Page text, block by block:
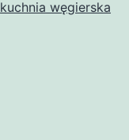
kuchnia węgierska